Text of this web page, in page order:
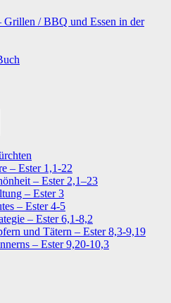
Grillen / BBQ und Essen in der
– Ester 1,1-22
– Ester 2,1–23
– Ester 3
– Ester 4-5
– Ester 6,1-8,2
und Tätern – Ester 8,3-9,19
– Ester 9,20-10,3